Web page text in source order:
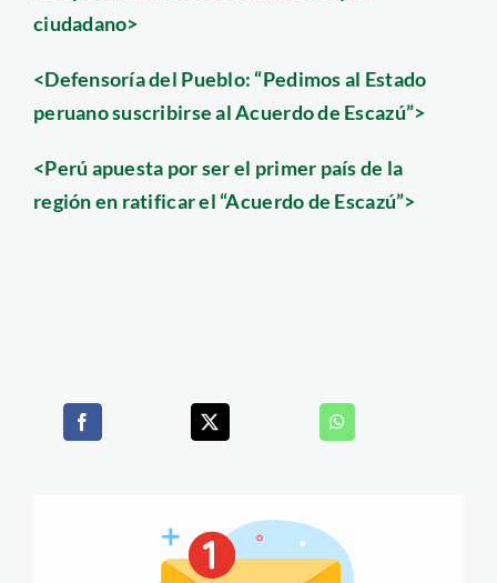
ciudadano>
<Defensoría del Pueblo: “Pedimos al Estado
peruano suscribirse al Acuerdo de Escazú”>
<Perú apuesta por ser el primer país de la
región en ratificar el “Acuerdo de Escazú”>